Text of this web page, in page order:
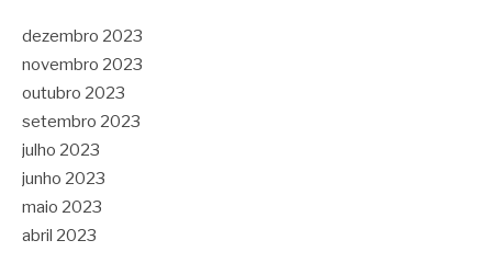
dezembro 2023
novembro 2023
outubro 2023
setembro 2023
julho 2023
junho 2023
maio 2023
abril 2023